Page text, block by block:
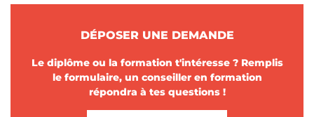
DÉPOSER UNE DEMANDE
Le diplôme ou la formation t'intéresse ? Remplis
le formulaire, un conseiller en formation
répondra à tes questions !